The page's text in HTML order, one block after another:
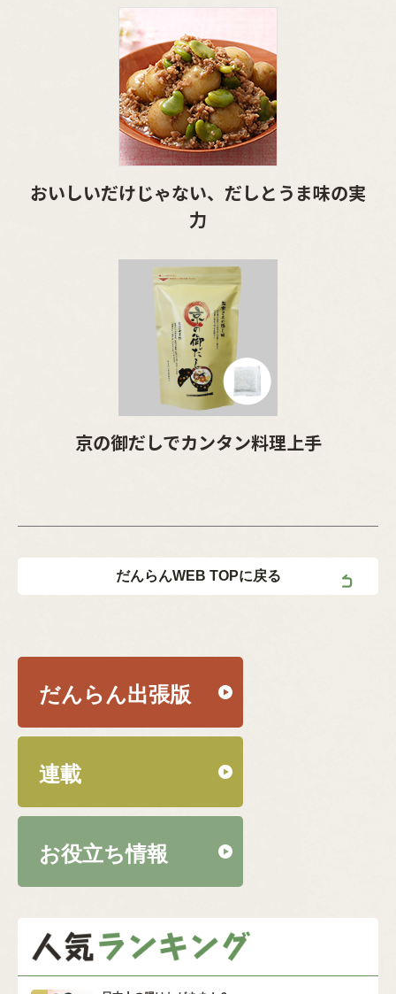
おいしいだけじゃない、だしとうま味の実
力
京の御だしでカンタン料理上手
だんらんWEB TOPに戻る
だんらん出張版
連載
お役立ち情報